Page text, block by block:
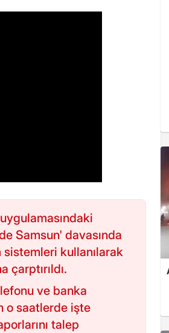
Samsun' davasında
kullanılarak
çarptırıldı.
ve banka
o saatlerde işte
talep